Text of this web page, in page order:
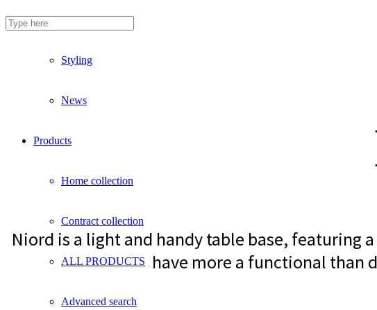
Fireproof sofas
Styling
News
Products
Home collection
Contract collection
ALL PRODUCTS
Advanced search
Niord is a light and handy table base, featuring
have more a functional than